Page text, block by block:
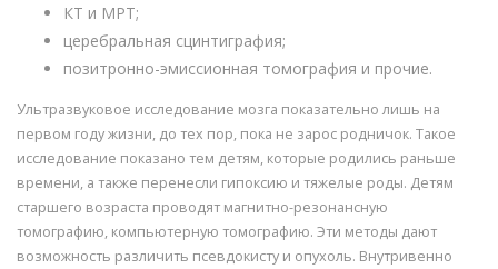
КТ и МРТ;
церебральная сцинтиграфия;
позитронно-эмиссионная томография и прочие.
Ультразвуковое исследование мозга показательно лишь на
первом году жизни, до тех пор, пока не зарос родничок. Такое
исследование показано тем детям, которые родились раньше
времени, а также перенесли гипоксию и тяжелые роды. Детям
старшего возраста проводят магнитно-резонансную
томографию, компьютерную томографию. Эти методы дают
возможность различить псевдокисту и опухоль. Внутривенно